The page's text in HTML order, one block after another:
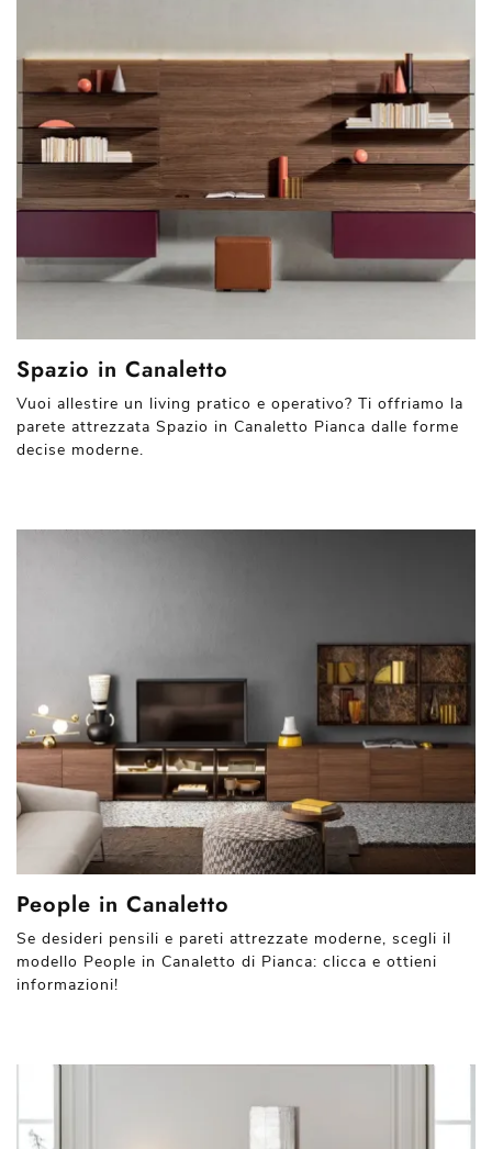
Spazio in Canaletto
Vuoi allestire un living pratico e operativo? Ti offriamo la
parete attrezzata Spazio in Canaletto Pianca dalle forme
decise moderne.
People in Canaletto
Se desideri pensili e pareti attrezzate moderne, scegli il
modello People in Canaletto di Pianca: clicca e ottieni
informazioni!